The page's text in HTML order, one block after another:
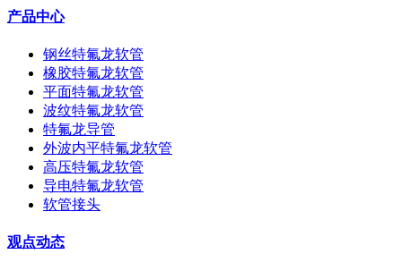
产品中心
钢丝特氟龙软管
橡胶特氟龙软管
平面特氟龙软管
波纹特氟龙软管
特氟龙导管
外波内平特氟龙软管
高压特氟龙软管
导电特氟龙软管
软管接头
观点动态